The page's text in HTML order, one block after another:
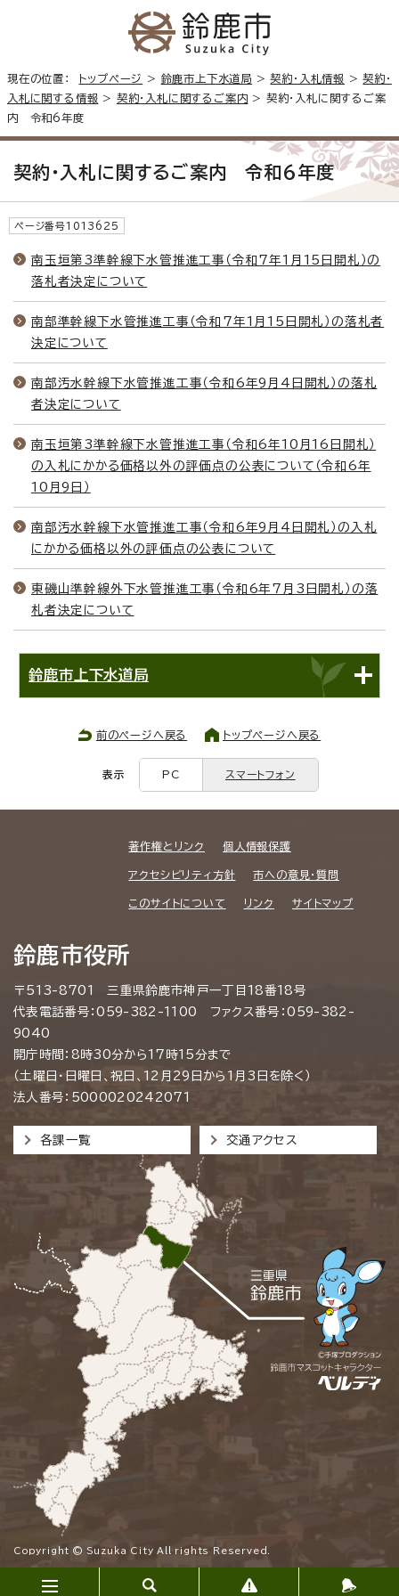
現在の位置： トップページ > 鈴鹿市上下水道局 >契約・入札情報 >契約・
入札に関する情報 > 契約・入札に関するご案内 > 契約・入札に関するご案
内 令和6年度
契約・入札に関するご案内 令和6年度
ページ番号1013625
南玉垣第3準幹線下水管推進工事（令和7年1月15日開札）の
落札者決定について
南部準幹線下水管推進工事（令和7年1月15日開札）の落札者
決定について
南部汚水幹線下水管推進工事（令和6年9月4日開札）の落札
者決定について
南玉垣第3準幹線下水管推進工事（令和6年10月16日開札）
の入札にかかる価格以外の評価点の公表について（令和6年
10月9日）
南部汚水幹線下水管推進工事（令和6年9月4日開札）の入札
にかかる価格以外の評価点の公表について
東磯山準幹線外下水管推進工事（令和6年7月3日開札）の落
札者決定について
鈴鹿市上下水道局
前のページへ戻る トップページへ戻る
表示 PC スマートフォン
著作権とリンク 個人情報保護
アクセシビリティ方針 市への意見・質問
このサイトについて リンク サイトマップ
鈴鹿市役所
〒513-8701 三重県鈴鹿市神戸一丁目18番18号
代表電話番号：059-382-1100 ファクス番号：059-382-
9040
開庁時間：8時30分から17時15分まで
（土曜日・日曜日、祝日、12月29日から1月3日を除く）
法人番号：5000020242071
各課一覧 交通アクセス
Copyright © Suzuka City All rights Reserved.